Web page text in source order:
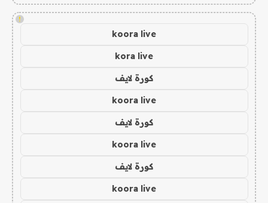
!
koora live
kora live
كورة لايف
koora live
كورة لايف
koora live
كورة لايف
koora live